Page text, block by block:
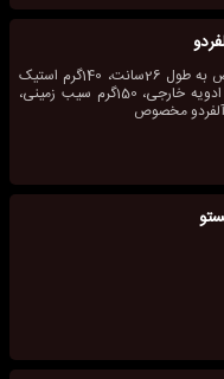
خمیر دستساز مخصوص به طول 26سانت، 140گرم استیک
مرغ طعم دار شده با ادویه خارجی، 150گرم سیب زمینی،
آلفردو مخصوص